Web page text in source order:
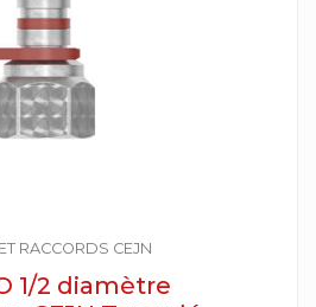
RACCORDS CEJN
1/2 diamètre